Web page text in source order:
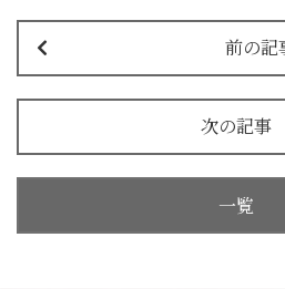
前の記
次の記事
一覧